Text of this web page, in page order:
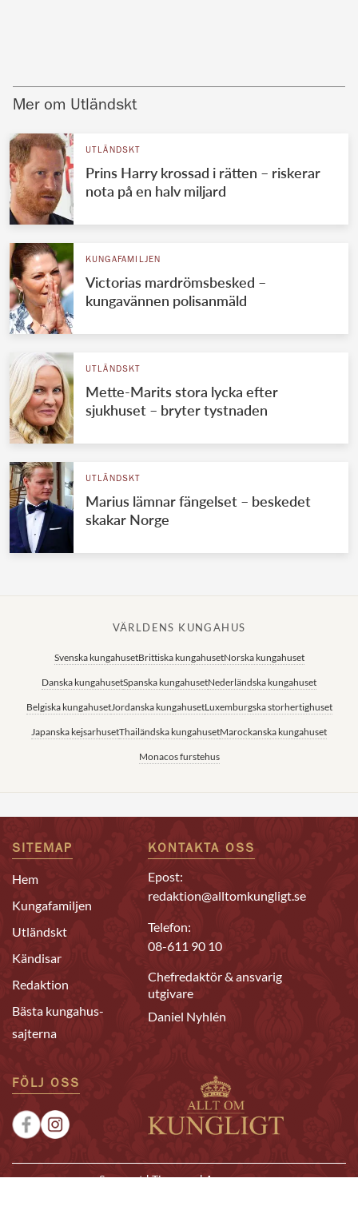
Mer om Utländskt
UTLÄNDSKT
Prins Harry krossad i rätten – riskerar
nota på en halv miljard
KUNGAFAMILJEN
Victorias mardrömsbesked –
kungavännen polisanmäld
UTLÄNDSKT
Mette-Marits stora lycka efter
sjukhuset – bryter tystnaden
UTLÄNDSKT
Marius lämnar fängelset – beskedet
skakar Norge
VÄRLDENS KUNGAHUS
Svenska kungahusetBrittiska kungahusetNorska kungahuset
Danska kungahusetSpanska kungahusetNederländska kungahuset
Belgiska kungahusetJordanska kungahusetLuxemburgska storhertighuset
Japanska kejsarhusetThailändska kungahusetMarockanska kungahuset
Monacos furstehus
SITEMAP
Hem
Kungafamiljen
Utländskt
Kändisar
Redaktion
Bästa kungahus-
sajterna
KONTAKTA OSS
Epost:
redaktion@alltomkungligt.se
Telefon:
08-611 90 10
Chefredaktör & ansvarig
utgivare
Daniel Nyhlén
FÖLJ OSS
Sponsrat|Tipsa oss|Annonsera